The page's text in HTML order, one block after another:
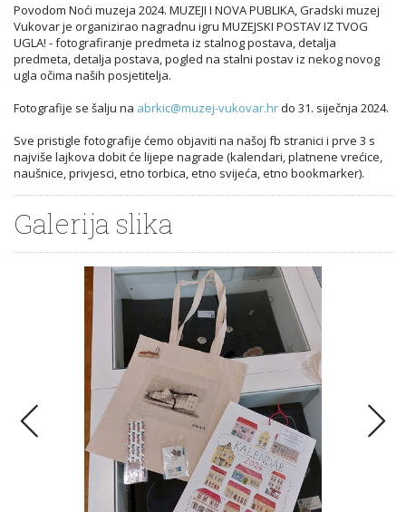
Povodom Noći muzeja 2024. MUZEJI I NOVA PUBLIKA, Gradski muzej
Vukovar je organizirao nagradnu igru MUZEJSKI POSTAV IZ TVOG
UGLA! - fotografiranje predmeta iz stalnog postava, detalja
predmeta, detalja postava, pogled na stalni postav iz nekog novog
ugla očima naših posjetitelja.
Fotografije se šalju na abrkic@muzej-vukovar.hrdo 31. siječnja 2024.
Sve pristigle fotografije ćemo objaviti na našoj fb stranici i prve 3 s
najviše lajkova dobit će lijepe nagrade (kalendari, platnene vrećice,
naušnice, privjesci, etno torbica, etno svijeća, etno bookmarker).
Galerija slika